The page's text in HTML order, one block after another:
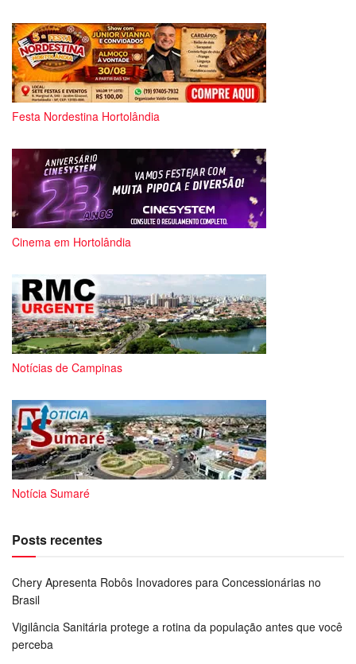
Festa Nordestina Hortolândia
Cinema em Hortolândia
Notícias de Campinas
Notícia Sumaré
Posts recentes
Chery Apresenta Robôs Inovadores para Concessionárias no
Brasil
Vigilância Sanitária protege a rotina da população antes que você
perceba